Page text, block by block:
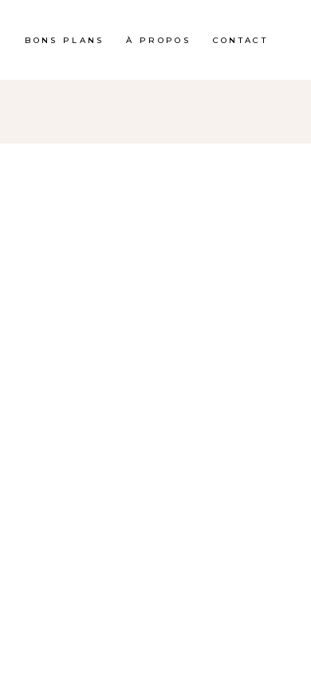
BONS PLANS À PROPOS CONTACT